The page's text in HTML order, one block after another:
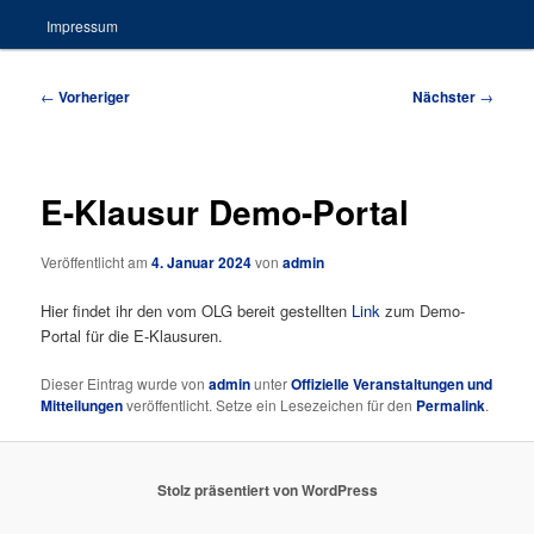
Impressum
Beitragsnavigation
← Vorheriger Nächster →
E-Klausur Demo-Portal
Veröffentlicht am4. Januar 2024vonadmin
Hier findet ihr den vom OLG bereit gestellten Link zum Demo-
Portal für die E-Klausuren.
Dieser Eintrag wurde vonadminunterOffizielle Veranstaltungen und
Mitteilungenveröffentlicht. Setze ein Lesezeichen für den Permalink.
Stolz präsentiert von WordPress